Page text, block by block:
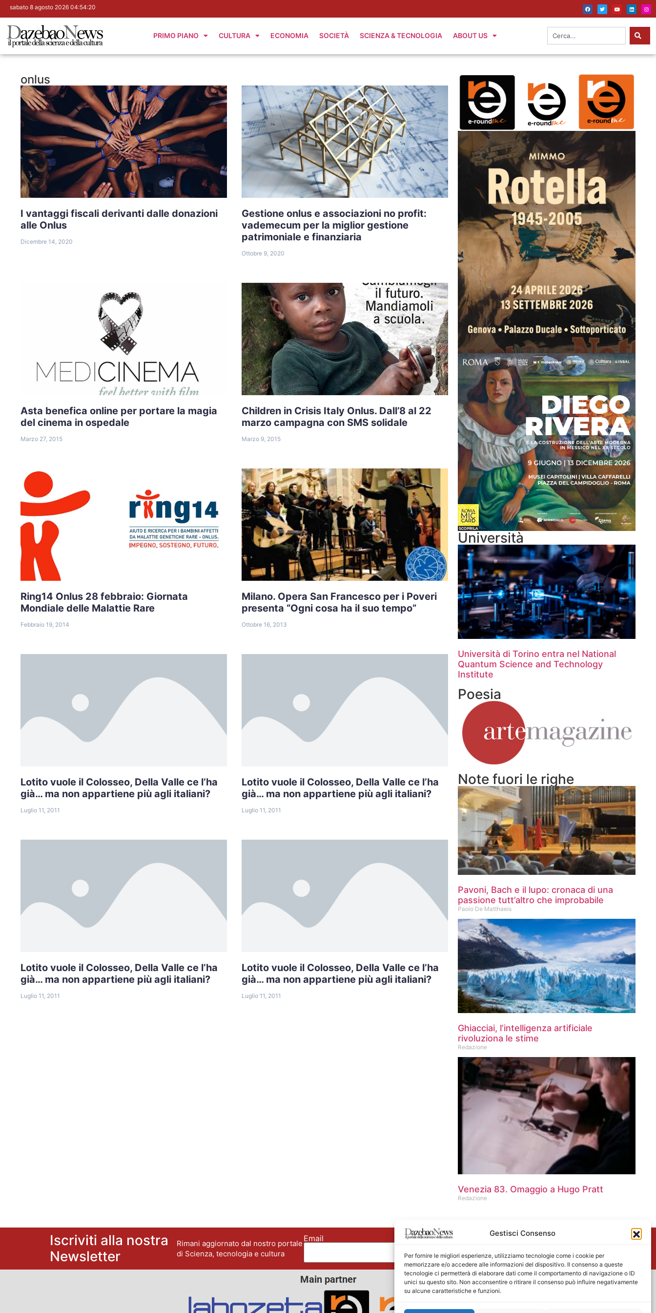
Gestisci Consenso
Per fornire le migliori esperienze, utilizziamo tecnologie come i cookie per
memorizzare e/o accedere alle informazioni del dispositivo. Il consenso a queste
tecnologie ci permetterà di elaborare dati come il comportamento di navigazione o ID
unici su questo sito. Non acconsentire o ritirare il consenso può influire negativamente
su alcune caratteristiche e funzioni.
sabato 8 agosto 2026 04:54:21
PRIMO PIANO CULTURA ECONOMIA SOCIETÀ SCIENZA & TECNOLOGIA ABOUT US
onlus
I vantaggi fiscali derivanti dalle donazioni
alle Onlus
Dicembre 14, 2020
Gestione onlus e associazioni no profit:
vademecum per la miglior gestione
patrimoniale e finanziaria
Ottobre 9, 2020
Asta benefica online per portare la magia
del cinema in ospedale
Marzo 27, 2015
Children in Crisis Italy Onlus. Dall’8 al 22
marzo campagna con SMS solidale
Marzo 9, 2015
Ring14 Onlus 28 febbraio: Giornata
Mondiale delle Malattie Rare
Febbraio 19, 2014
Milano. Opera San Francesco per i Poveri
presenta “Ogni cosa ha il suo tempo”
Ottobre 16, 2013
Lotito vuole il Colosseo, Della Valle ce l’ha
già… ma non appartiene più agli italiani?
Luglio 11, 2011
Lotito vuole il Colosseo, Della Valle ce l’ha
già… ma non appartiene più agli italiani?
Luglio 11, 2011
Lotito vuole il Colosseo, Della Valle ce l’ha
già… ma non appartiene più agli italiani?
Luglio 11, 2011
Lotito vuole il Colosseo, Della Valle ce l’ha
già… ma non appartiene più agli italiani?
Luglio 11, 2011
Università
Università di Torino entra nel National
Quantum Science and Technology
Institute
Poesia
Note fuori le righe
Pavoni, Bach e il lupo: cronaca di una
passione tutt’altro che improbabile
Paolo De Matthaeis
Ghiacciai, l’intelligenza artificiale
rivoluziona le stime
Redazione
Venezia 83. Omaggio a Hugo Pratt
Redazione
Iscriviti alla nostra
Newsletter
Rimani aggiornato dal nostro portale
di Scienza, tecnologia e cultura
Email Nome
Main partner